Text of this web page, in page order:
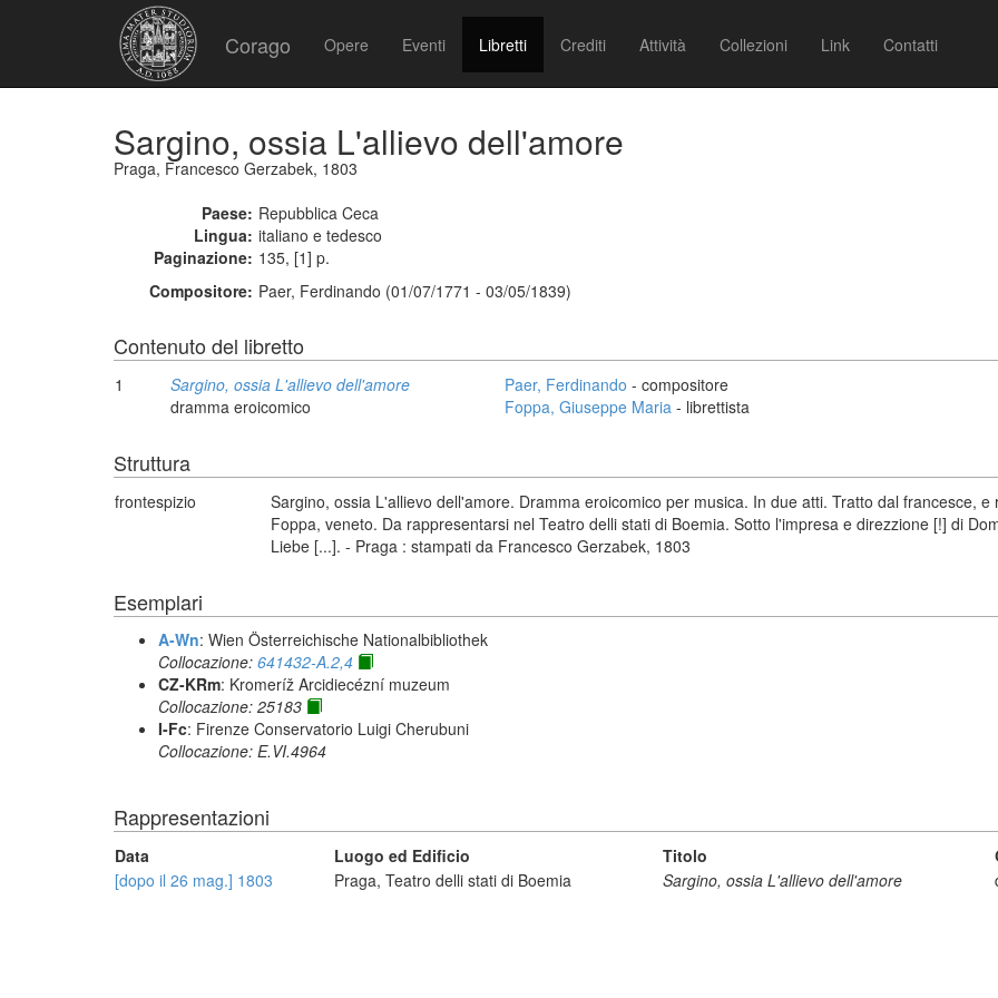
Corago Opere Eventi Libretti Crediti Attività Collezioni Link Contatti
Sargino, ossia L'allievo dell'amore
Praga, Francesco Gerzabek, 1803
Paese: Repubblica Ceca
Lingua: italiano e tedesco
Paginazione: 135, [1] p.
Compositore: Paer, Ferdinando (01/07/1771 - 03/05/1839)
Contenuto del libretto
1
Sargino, ossia L'allievo dell'amore
dramma eroicomico
Paer, Ferdinando - compositore
Foppa, Giuseppe Maria - librettista
Struttura
frontespizio
Sargino, ossia L'allievo dell'amore. Dramma eroicomico per musica. In due atti. Tratto dal francesce,
Foppa, veneto. Da rappresentarsi nel Teatro delli stati di Boemia. Sotto l'impresa e direzzione [!] di
Liebe [...]. - Praga : stampati da Francesco Gerzabek, 1803
Esemplari
A-Wn: Wien Österreichische Nationalbibliothek
Collocazione: 641432-A.2,4
CZ-KRm: Kromeríž Arcidiecézní muzeum
Collocazione: 25183
I-Fc: Firenze Conservatorio Luigi Cherubuni
Collocazione: E.VI.4964
Rappresentazioni
Data Luogo ed Edificio Titolo
[dopo il 26 mag.] 1803
Praga, Teatro delli stati di Boemia Sargino, ossia L'allievo dell'amore